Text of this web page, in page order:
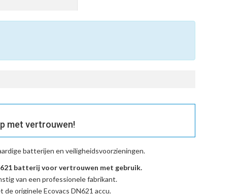
met vertrouwen!
batterijen en veiligheidsvoorzieningen.
batterij voor vertrouwen met gebruik.
van een professionele fabrikant.
deoriginele Ecovacs DN621 accu.